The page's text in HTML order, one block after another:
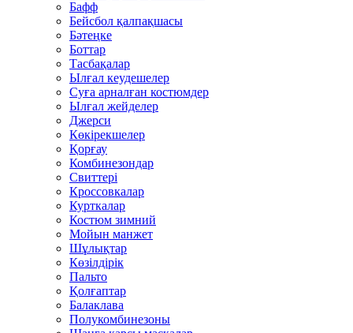
Бафф
Бейсбол қалпақшасы
Бәтеңке
Боттар
Тасбақалар
Ылғал кеудешелер
Суға арналған костюмдер
Ылғал жейделер
Джерси
Көкірекшелер
Қорғау
Комбинезондар
Свиттері
Кроссовкалар
Курткалар
Костюм зимний
Мойын манжет
Шұлықтар
Көзілдірік
Пальто
Қолғаптар
Балаклава
Полукомбинезоны